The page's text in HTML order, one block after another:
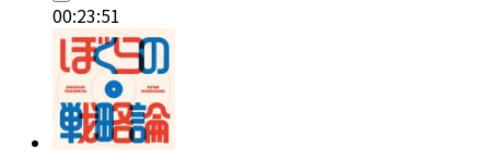
00:23:51